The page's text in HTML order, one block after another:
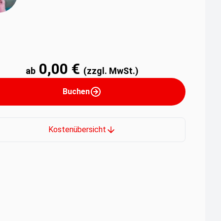
ab 0,00 € (zzgl. MwSt.)
Buchen
Kostenübersicht